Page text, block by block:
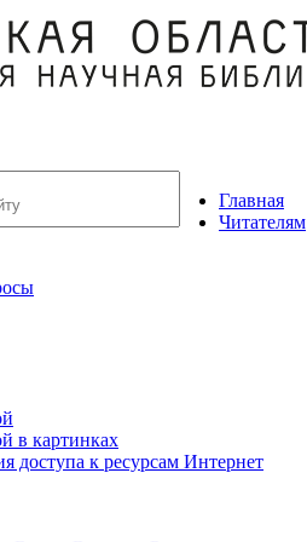
Главная
Читателям
в картинках
доступа к ресурсам Интернет